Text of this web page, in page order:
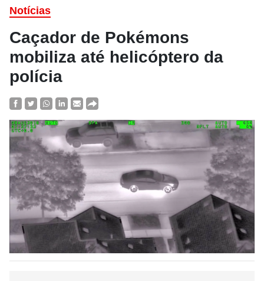
Notícias
Caçador de Pokémons
mobiliza até helicóptero da
polícia